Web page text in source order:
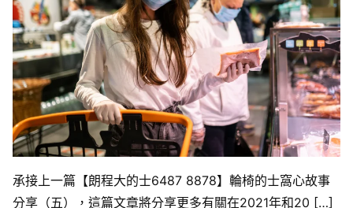
承接上一篇【朗程大的士6487 8878】輪椅的士窩心故事
分享（五），這篇文章將分享更多有關在2021年和20 […]